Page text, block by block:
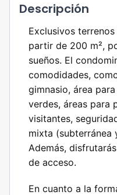
Descripción
Exclusivos
partir de 200 m²,
sueños. El
comodidades,
gimnasio, área
verdes, áreas para
visitantes,
mixta
Además,
de acceso.
En cuanto a la